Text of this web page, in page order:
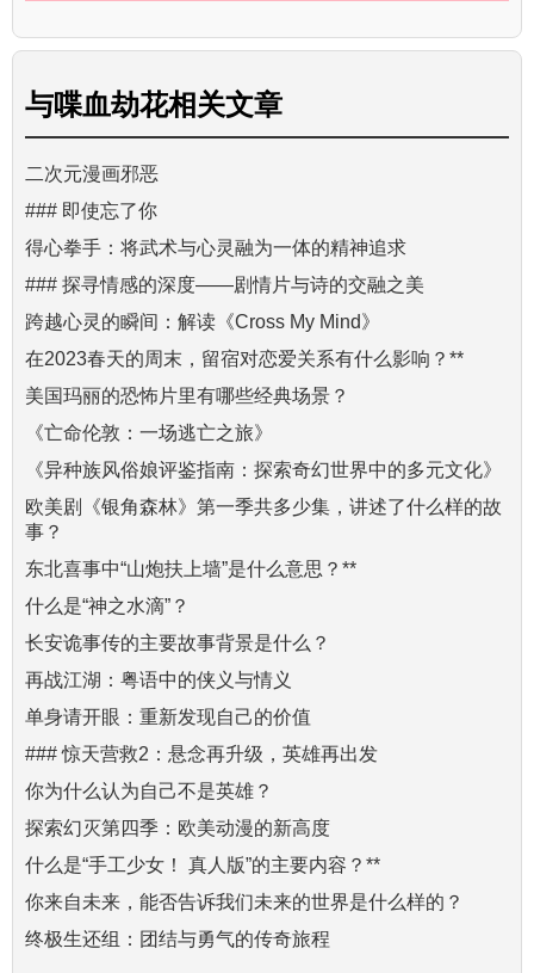
与喋血劫花相关文章
二次元漫画邪恶
### 即使忘了你
得心拳手：将武术与心灵融为一体的精神追求
### 探寻情感的深度——剧情片与诗的交融之美
跨越心灵的瞬间：解读《Cross My Mind》
在2023春天的周末，留宿对恋爱关系有什么影响？**
美国玛丽的恐怖片里有哪些经典场景？
《亡命伦敦：一场逃亡之旅》
《异种族风俗娘评鉴指南：探索奇幻世界中的多元文化》
欧美剧《银角森林》第一季共多少集，讲述了什么样的故
事？
东北喜事中“山炮扶上墙”是什么意思？**
什么是“神之水滴”？
长安诡事传的主要故事背景是什么？
再战江湖：粤语中的侠义与情义
单身请开眼：重新发现自己的价值
### 惊天营救2：悬念再升级，英雄再出发
你为什么认为自己不是英雄？
探索幻灭第四季：欧美动漫的新高度
什么是“手工少女！ 真人版”的主要内容？**
你来自未来，能否告诉我们未来的世界是什么样的？
终极生还组：团结与勇气的传奇旅程